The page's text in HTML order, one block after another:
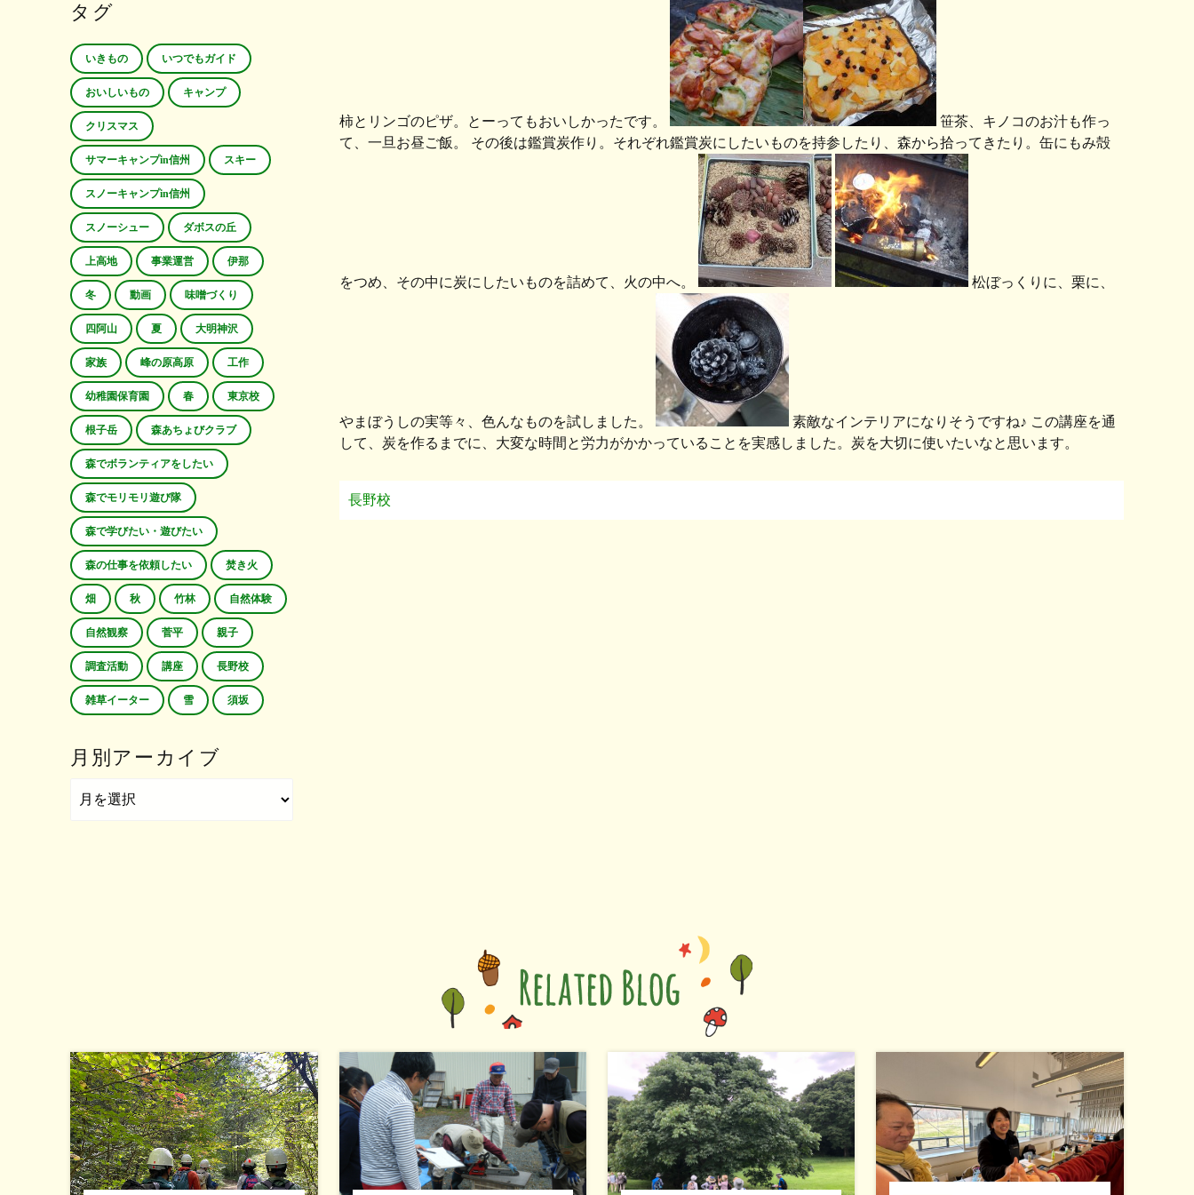
柿とリンゴのピザ。とーってもおいしかったです。
笹茶、キノコのお汁も作っ
て、一旦お昼ご飯。 その後は鑑賞炭作り。それぞれ鑑賞炭にしたいものを持参したり、森から拾ってきたり。缶にもみ殻
をつめ、その中に炭にしたいものを詰めて、火の中へ。 松ぼっくりに、栗に、
やまぼうしの実等々、色んなものを試しました。
素敵なインテリアになりそうですね♪ この講座を通
して、炭を作るまでに、大変な時間と労力がかかっていることを実感しました。炭を大切に使いたいなと思います。
長野校
タグ
いきもの いつでもガイド
おいしいもの キャンプ
クリスマス
サマーキャンプin信州 スキー
スノーキャンプin信州
スノーシュー ダボスの丘
上高地 事業運営 伊那
冬 動画 味噌づくり
四阿山 夏 大明神沢
家族 峰の原高原 工作
幼稚園保育園 春 東京校
根子岳 森あちょびクラブ
森でボランティアをしたい
森でモリモリ遊び隊
森で学びたい・遊びたい
森の仕事を依頼したい 焚き火
畑 秋 竹林 自然体験
自然観察 菅平 親子
調査活動 講座 長野校
雑草イーター 雪 須坂
月別アーカイブ